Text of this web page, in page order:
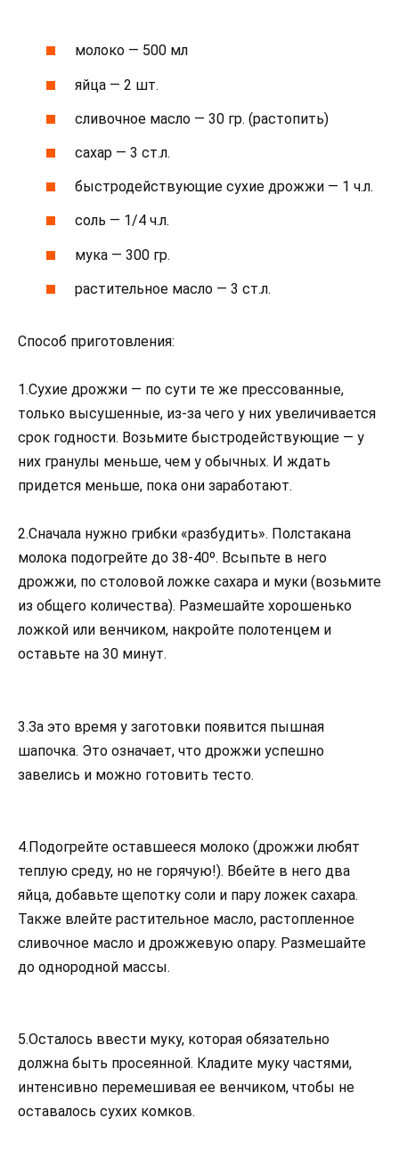
молоко — 500 мл
яйца — 2 шт.
сливочное масло — 30 гр. (растопить)
сахар — 3 ст.л.
быстродействующие сухие дрожжи — 1 ч.л.
соль — 1/4 ч.л.
мука — 300 гр.
растительное масло — 3 ст.л.
Способ приготовления:
1.Сухие дрожжи — по сути те же прессованные,
только высушенные, из-за чего у них увеличивается
срок годности. Возьмите быстродействующие — у
них гранулы меньше, чем у обычных. И ждать
придется меньше, пока они заработают.
2.Сначала нужно грибки «разбудить». Полстакана
молока подогрейте до 38-40º. Всыпьте в него
дрожжи, по столовой ложке сахара и муки (возьмите
из общего количества). Размешайте хорошенько
ложкой или венчиком, накройте полотенцем и
оставьте на 30 минут.
3.За это время у заготовки появится пышная
шапочка. Это означает, что дрожжи успешно
завелись и можно готовить тесто.
4.Подогрейте оставшееся молоко (дрожжи любят
теплую среду, но не горячую!). Вбейте в него два
яйца, добавьте щепотку соли и пару ложек сахара.
Также влейте растительное масло, растопленное
сливочное масло и дрожжевую опару. Размешайте
до однородной массы.
5.Осталось ввести муку, которая обязательно
должна быть просеянной. Кладите муку частями,
интенсивно перемешивая ее венчиком, чтобы не
оставалось сухих комков.